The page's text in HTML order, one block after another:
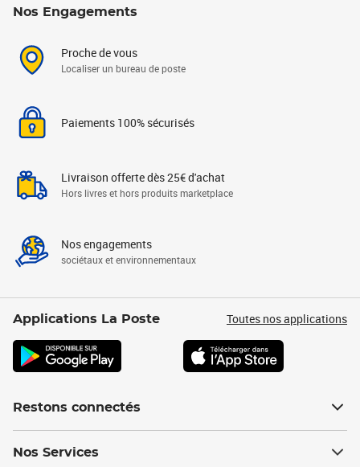
Nos Engagements
Proche de vous
Localiser un bureau de poste
Paiements 100% sécurisés
Livraison offerte dès 25€ d'achat
Hors livres et hors produits marketplace
Nos engagements
sociétaux et environnementaux
Applications La Poste Toutes nos applications
Restons connectés
Nos Services